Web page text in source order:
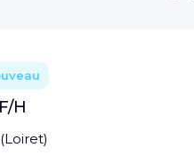
H
Loiret)